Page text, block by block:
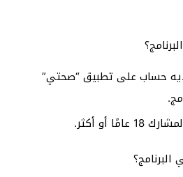
حساب على تطبيق “صحتي”
أو أكثر.